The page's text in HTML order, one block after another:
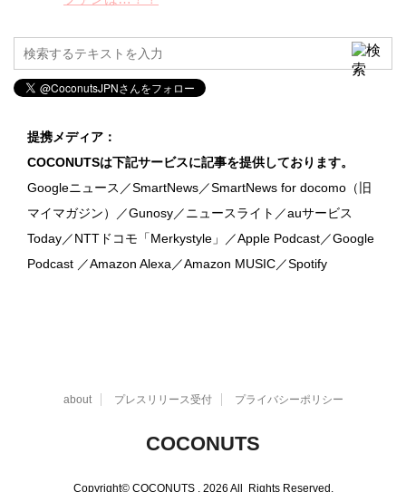
提携メディア：
COCONUTSは下記サービスに記事を提供しております。
Googleニュース／SmartNews／SmartNews for docomo（旧
マイマガジン）／Gunosy／ニュースライト／auサービス
Today／NTTドコモ「Merkystyle」／Apple Podcast／Google
Podcast ／Amazon Alexa／Amazon MUSIC／Spotify
about プレスリリース受付 プライバシーポリシー
COCONUTS
Copyright© COCONUTS , 2026 All Rights Reserved.